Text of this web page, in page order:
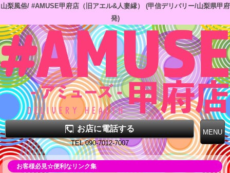
山梨風俗/ #AMUSE甲府店（旧アエル&人妻縁） (甲信デリバリー/山梨県甲府
発)
お店に電話する
TEL.090-7012-7007
お客様必見☆便利なリンク集